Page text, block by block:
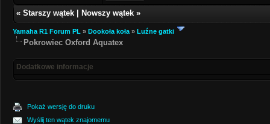
« Starszy wątek Nowszy wątek »
Yamaha R1 Forum PL » Dookoła koła » Luźne gatki
Pokrowiec Oxford Aquatex
Dodatkowe informacje
Pokaż wersję do druku
Wyślij ten wątek znajomemu